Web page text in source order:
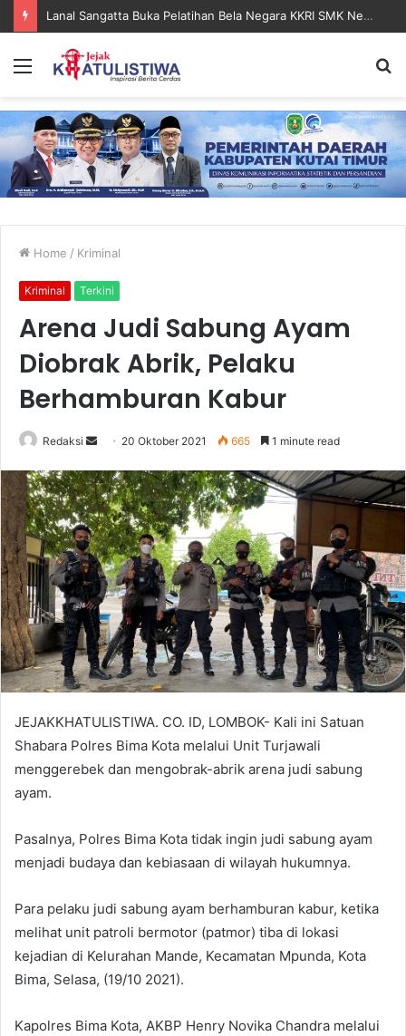
Lanal Sangatta Buka Pelatihan Bela Negara KKRI SMK Negeri 2 Bontang
Menu
Home / Kriminal
Kriminal Terkini
Arena Judi Sabung Ayam
Diobrak Abrik, Pelaku
Berhamburan Kabur
Redaksi
Send
email
20 Oktober 2021 665 1 minute read
JEJAKKHATULISTIWA. CO. ID, LOMBOK- Kali ini Satuan
Shabara Polres Bima Kota melalui Unit Turjawali
menggerebek dan mengobrak-abrik arena judi sabung
ayam.
Pasalnya, Polres Bima Kota tidak ingin judi sabung ayam
menjadi budaya dan kebiasaan di wilayah hukumnya.
Para pelaku judi sabung ayam berhamburan kabur, ketika
melihat unit patroli bermotor (patmor) tiba di lokasi
kejadian di Kelurahan Mande, Kecamatan Mpunda, Kota
Bima, Selasa, (19/10 2021).
Kapolres Bima Kota, AKBP Henry Novika Chandra melalui